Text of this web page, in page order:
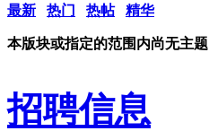
最新
热门 热帖 精华
本版块或指定的范围内尚无主题
招聘信息